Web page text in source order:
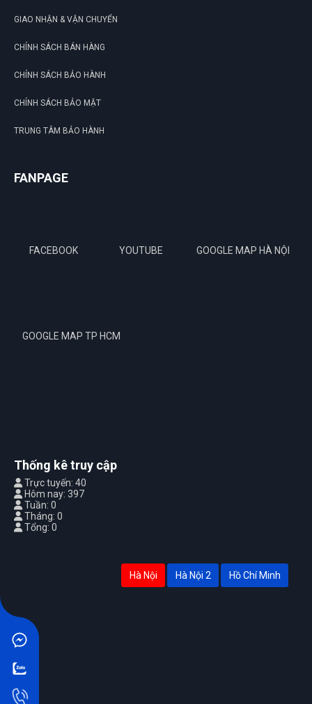
GIAO NHẬN & VẬN CHUYỂN
CHÍNH SÁCH BÁN HÀNG
CHÍNH SÁCH BẢO HÀNH
CHÍNH SÁCH BẢO MẬT
TRUNG TÂM BẢO HÀNH
FANPAGE
FACEBOOK YOUTUBE GOOGLE MAP HÀ NỘI
GOOGLE MAP TP HCM
Thống kê truy cập
Trực tuyến: 40
Hôm nay: 397
Tuần: 0
Tháng: 0
Tổng: 0
Hà Nội Hà Nội 2 Hồ Chí Minh